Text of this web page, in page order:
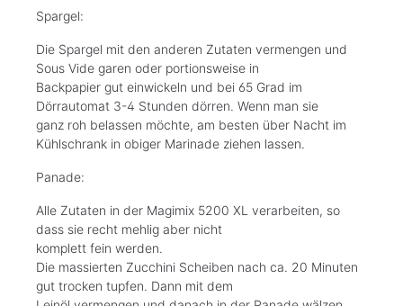
Spargel:
Die Spargel mit den anderen Zutaten vermengen und
Sous Vide garen oder portionsweise in
Backpapier gut einwickeln und bei 65 Grad im
Dörrautomat 3-4 Stunden dörren. Wenn man sie
ganz roh belassen möchte, am besten über Nacht im
Kühlschrank in obiger Marinade ziehen lassen.
Panade:
Alle Zutaten in der Magimix 5200 XL verarbeiten, so
dass sie recht mehlig aber nicht
komplett fein werden.
Die massierten Zucchini Scheiben nach ca. 20 Minuten
gut trocken tupfen. Dann mit dem